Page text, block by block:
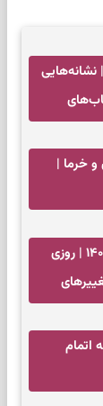
فال شمع امروز یکشنبه ۱۸ مرداد ۱۴۰۵ | نشانه‌هایی
خرما |
فال سرنوشت امروز یکشنبه ۱۸ مرداد ۱۴۰۵ | روزی
اتمام